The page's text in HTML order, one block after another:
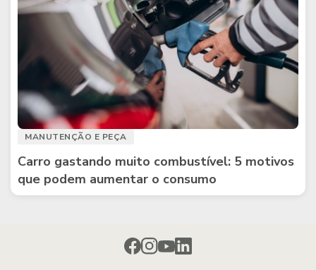
MANUTENÇÃO E PEÇA
Carro gastando muito combustível: 5 motivos
que podem aumentar o consumo